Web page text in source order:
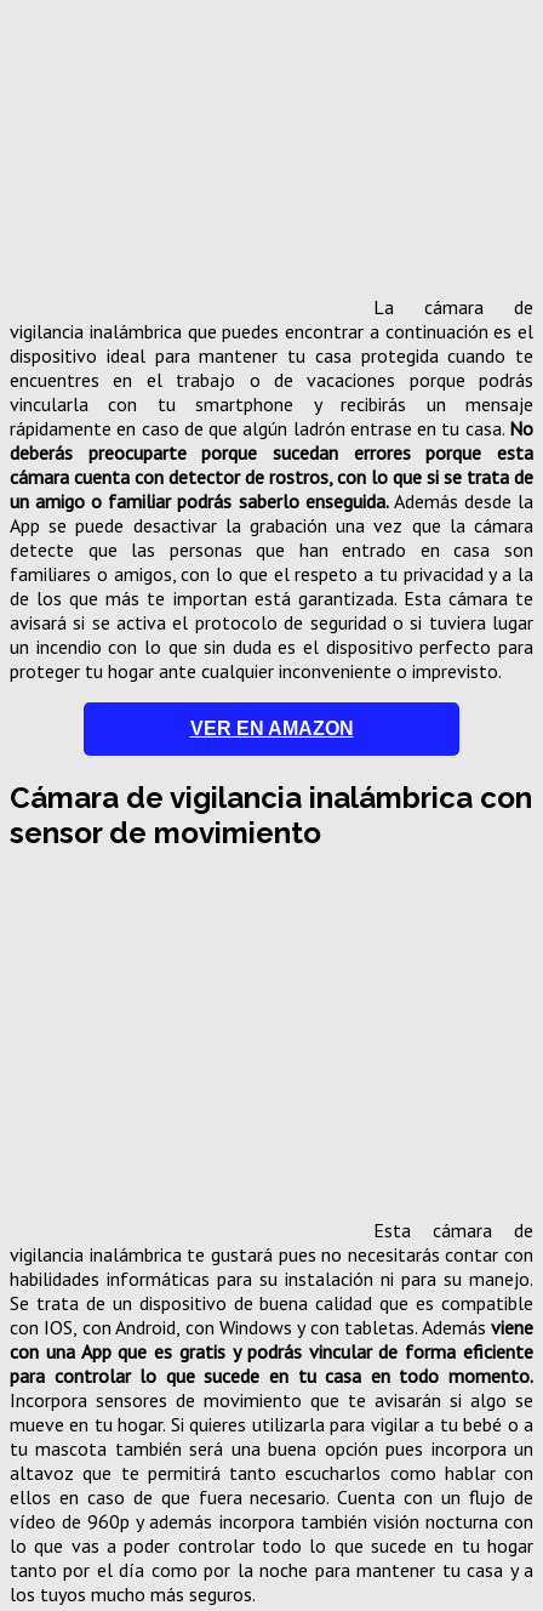
La cámara de
vigilancia inalámbrica que puedes encontrar a continuación es el
dispositivo ideal para mantener tu casa protegida cuando te
encuentres en el trabajo o de vacaciones porque podrás
vincularla con tu smartphone y recibirás un mensaje
rápidamente en caso de que algún ladrón entrase en tu casa. No
deberás preocuparte porque sucedan errores porque esta
cámara cuenta con detector de rostros, con lo que si se trata de
un amigo o familiar podrás saberlo enseguida.Además desde la
App se puede desactivar la grabación una vez que la cámara
detecte que las personas que han entrado en casa son
familiares o amigos, con lo que el respeto a tu privacidad y a la
de los que más te importan está garantizada. Esta cámara te
avisará si se activa el protocolo de seguridad o si tuviera lugar
un incendio con lo que sin duda es el dispositivo perfecto para
proteger tu hogar ante cualquier inconveniente o imprevisto.
VER EN AMAZON
Cámara de vigilancia inalámbrica con
sensor de movimiento
Esta cámara de
vigilancia inalámbrica te gustará pues no necesitarás contar con
habilidades informáticas para su instalación ni para su manejo.
Se trata de un dispositivo de buena calidad que es compatible
con IOS, con Android, con Windows y con tabletas. Además viene
con una App que es gratis y podrás vincular de forma eficiente
para controlar lo que sucede en tu casa en todo momento.
Incorpora sensores de movimiento que te avisarán si algo se
mueve en tu hogar. Si quieres utilizarla para vigilar a tu bebé o a
tu mascota también será una buena opción pues incorpora un
altavoz que te permitirá tanto escucharlos como hablar con
ellos en caso de que fuera necesario. Cuenta con un flujo de
vídeo de 960p y además incorpora también visión nocturna con
lo que vas a poder controlar todo lo que sucede en tu hogar
tanto por el día como por la noche para mantener tu casa y a
los tuyos mucho más seguros.